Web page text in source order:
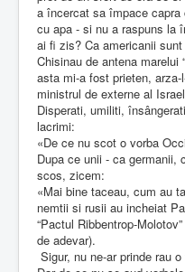
a încercat sa împace
cu apa - si nu a raspuns la
ai fi zis? Ca americanii
Chisinau de antena marelui
asta mi-a fost prieten,
ministrul de externe al
Disperati, umiliti,
lacrimi:
«De ce nu scot o vorba
Dupa ce unii - ca germanii,
scos, zicem:
«Mai bine taceau, cum au
nemtii si rusii au incheiat
“Pactul Ribbentrop-
de adevar).
Sigur, nu ne-ar prinde rau